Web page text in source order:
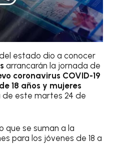
estado dio a conocer
arrancarán la jornada de
coronavirus COVID-19
18 años y mujeres
de este martes 24 de
que se suman a la
para los jóvenes de 18 a